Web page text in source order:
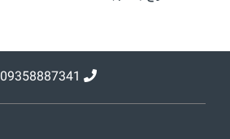
09358887341